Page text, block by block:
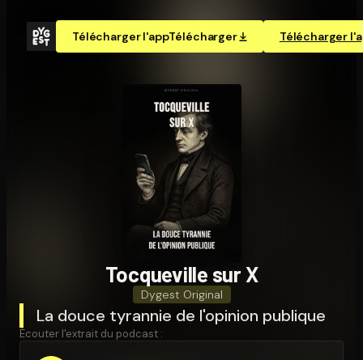
Télécharger l'appTélécharger Télécharger
Tocqueville sur X
Dygest Original
La douce tyrannie de l'opinion publique
Écouter l'extrait du podcast :